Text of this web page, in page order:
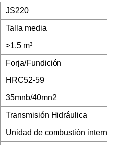
JS220
Talla media
>1,5 m³
Forja/Fundición
HRC52-59
35mnb/40mn2
Transmisión Hidráulica
Unidad de combustión interna